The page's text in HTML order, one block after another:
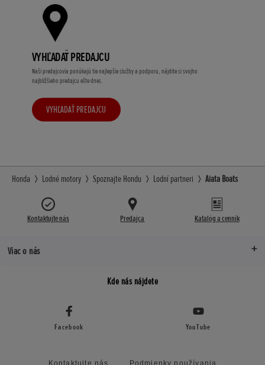
VYHĽADAŤ PREDAJCU
Naši predajcovia ponúkajú tie najlepšie služby a podporu, nájdite si svojho
najbližšieho predajcu ešte dnes.
VYHĽADAŤ PREDAJCU
Honda Lodné motory Spoznajte Hondu Lodní partneri Aiata Boats
Kontaktujte nás Predajca Katalóg a cenník
Viac o nás
Kde nás nájdete
Facebook YouTube
Kontaktujte nás Podmienky používania